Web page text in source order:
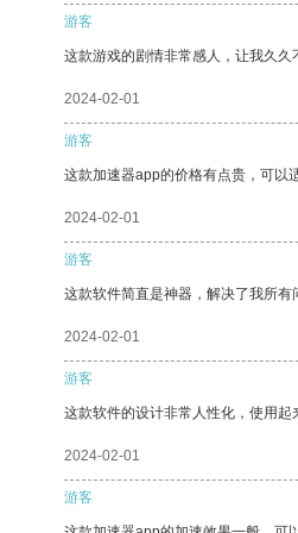
游客
这款游戏的剧情非常感人，让我久久
2024-02-01
游客
这款加速器app的价格有点贵，可以
2024-02-01
游客
这款软件简直是神器，解决了我所有
2024-02-01
游客
这款软件的设计非常人性化，使用起
2024-02-01
游客